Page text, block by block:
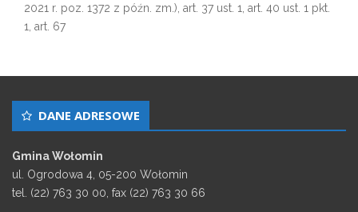
2021 r. poz. 1372 z późn. zm.), art. 37 ust. 1, art. 40 ust. 1 pkt.
1, art. 67
DANE ADRESOWE
Gmina Wołomin
ul. Ogrodowa 4, 05-200 Wołomin
tel. (22) 763 30 00, fax (22) 763 30 66